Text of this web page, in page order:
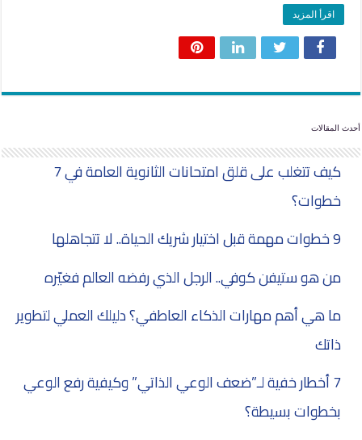
اقرأ المزيد
أحدث المقالات
كيف تتغلب على قلق امتحانات الثانوية العامة في 7
خطوات؟
9 خطوات مهمة قبل اختيار شريك الحياة.. لا تتجاهلها
من هو ستيفن كوفي.. الرجل الذي رفضه العالم فغيّره
ما هي أهم مهارات الذكاء العاطفي؟ دليلك العملي لتطوير
ذاتك
7 أخطار خفية لـ”ضعف الوعي الذاتي” وكيفية رفع الوعي
بخطوات بسيطة؟